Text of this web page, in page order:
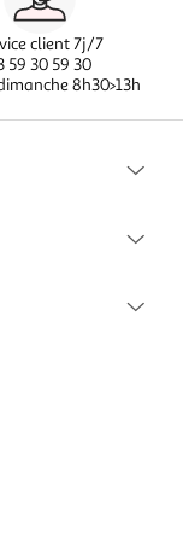
client 7j/7
59 30 59 30
8h30>13h